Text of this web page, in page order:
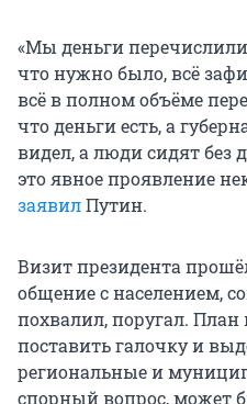
«Мы деньги
что нужно было, всё
всё в полном объёме
что деньги есть, а
видел, а люди сидят без
это явное проявление
заявилПутин.
Визит президента
общение с населением,
похвалил, поругал.
поставить галочку и
региональные и
спорный вопрос, может